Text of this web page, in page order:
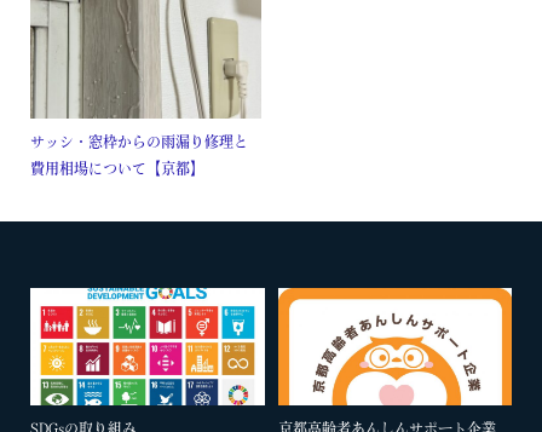
サッシ・窓枠からの雨漏り修理と
費用相場について【京都】
SDGsの取り組み 京都高齢者あんしんサポート企業